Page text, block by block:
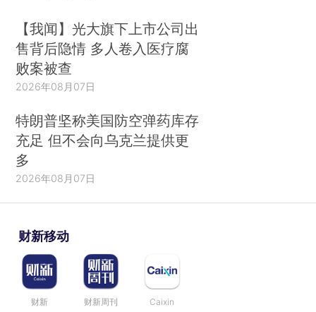
【我闻】光大旗下上市公司出
售背后隐情 多人卷入医疗腐
败案被查
2026年08月07日
特朗普坚称美国防空弹药库存
充足 但不会向乌克兰提供更
多
2026年08月07日
财新移动
财新 财新周刊 Caixin